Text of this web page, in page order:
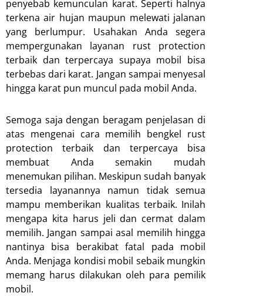
penyebab kemunculan karat. Seperti halnya
terkena air hujan maupun melewati jalanan
yang berlumpur. Usahakan Anda segera
mempergunakan layanan rust protection
terbaik dan terpercaya supaya mobil bisa
terbebas dari karat. Jangan sampai menyesal
hingga karat pun muncul pada mobil Anda.
Semoga saja dengan beragam penjelasan di
atas mengenai cara memilih bengkel rust
protection terbaik dan terpercaya bisa
membuat Anda semakin mudah
menemukan pilihan. Meskipun sudah banyak
tersedia layanannya namun tidak semua
mampu memberikan kualitas terbaik. Inilah
mengapa kita harus jeli dan cermat dalam
memilih. Jangan sampai asal memilih hingga
nantinya bisa berakibat fatal pada mobil
Anda. Menjaga kondisi mobil sebaik mungkin
memang harus dilakukan oleh para pemilik
mobil.